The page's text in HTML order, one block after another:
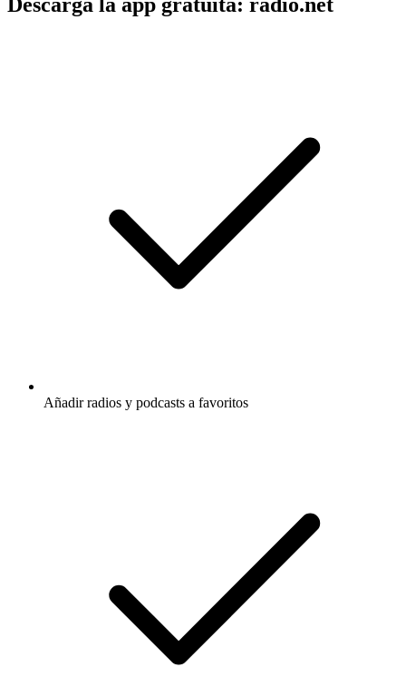
Añadir radios y podcasts a favoritos